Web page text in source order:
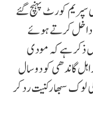
کورٹ پہنچ گئے
داخل کرتے ہوئے
ذکر ہے کہ مودی
گاندھی کو دو سال
لوک سبھا رکنیت رد کر